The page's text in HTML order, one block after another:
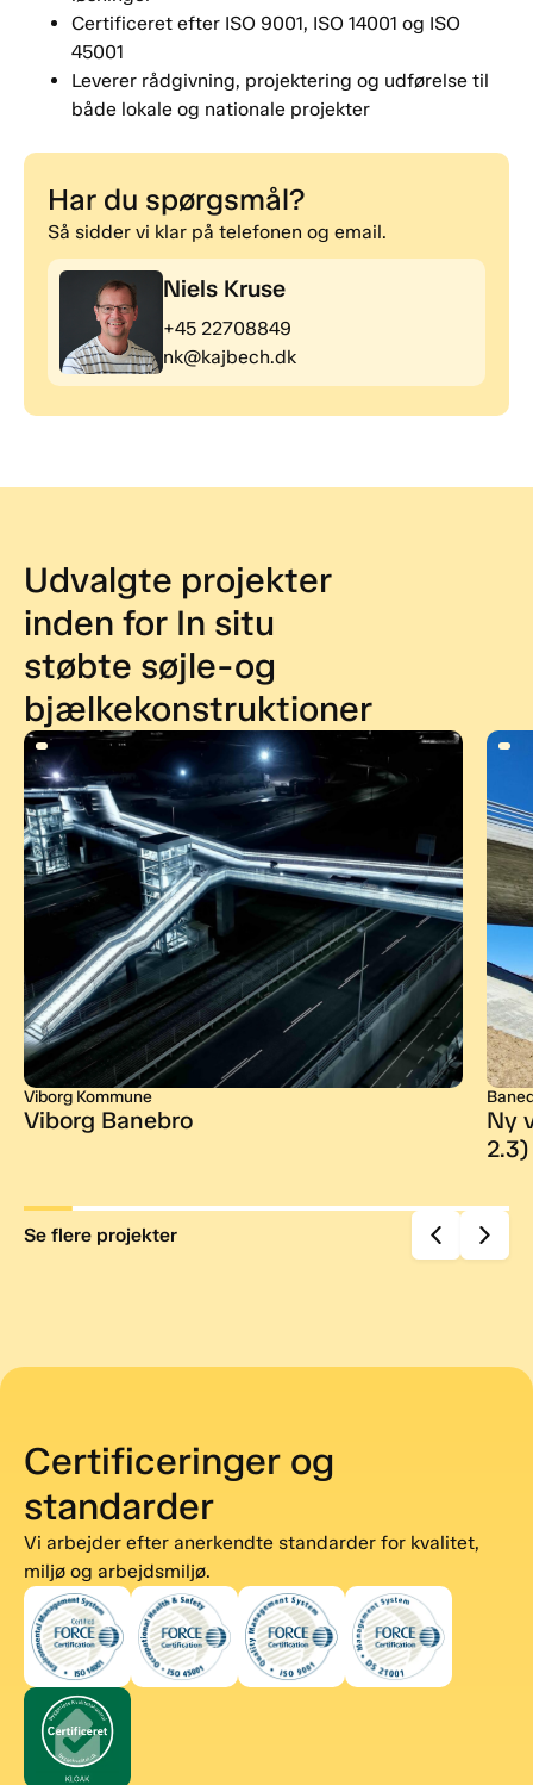
Certificeret efter ISO 9001, ISO 14001 og ISO
45001
Leverer rådgivning, projektering og udførelse til
både lokale og nationale projekter
Har du spørgsmål?
Så sidder vi klar på telefonen og email.
Niels Kruse
+45 22708849
nk@kajbech.dk
Udvalgte projekter
inden for In situ
støbte søjle-og
bjælkekonstruktioner
Se flere projekter
Viborg Kommune
Viborg Banebro
Ny
Certificeringer og
standarder
Vi arbejder efter anerkendte standarder for kvalitet,
miljø og arbejdsmiljø.